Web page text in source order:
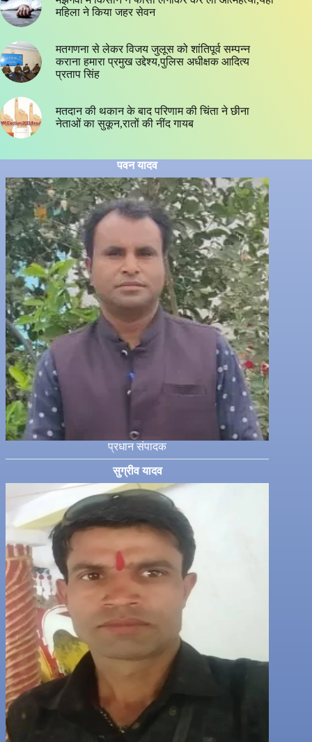
महिला ने किया जहर सेवन
मतगणना से लेकर विजय जुलूस को शांतिपूर्व सम्पन्न
कराना हमारा प्रमुख उद्देश्य,पुलिस अधीक्षक आदित्य
प्रताप सिंह
मतदान की थकान के बाद परिणाम की चिंता ने छीना
नेताओं का सुकून,रातों की नींद गायब
पवन यादव
प्रधान संपादक
सुग्रीव यादव